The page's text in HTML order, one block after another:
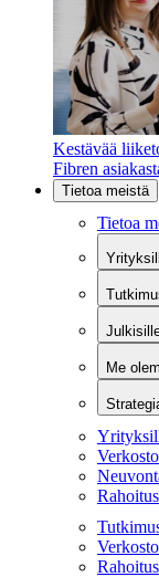
Kestävää
Fibren
Tietoa meistä
Tietoa
Me